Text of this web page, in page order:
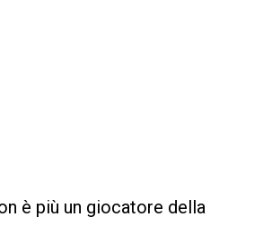
è più un giocatore della